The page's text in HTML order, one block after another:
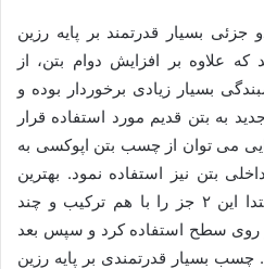
بسیار قدرتمند بر پایه رزین
علاوه بر افزایش دوام بتن، از
بسیار زیادی برخوردار بوده و
به بتن قدیم مورد استفاده قرار
می توان از چسب بتن اپوکسی به
بتن نیز استفاده نمود. بهترین
روش استفاده این است که ابتدا این ۲ جز را با هم ترکیب و چند
روی سطح استفاده کرد و سپس بعد
داد. چسب بسیار قدرتمندی بر پایه رزین